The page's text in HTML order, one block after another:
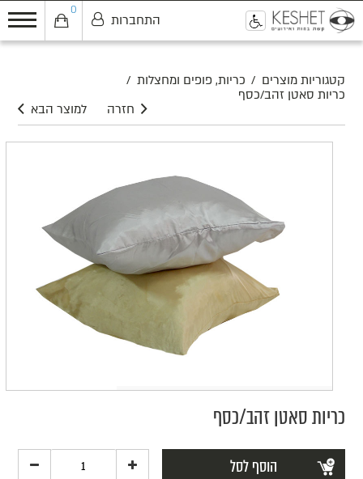
0
התחברות
קטגוריות מוצרים / כריות, פופים ומחצלות /
כריות סאטן זהב/כסף
למוצר הבא
חזרה
כריות סאטן זהב/כסף
הוסף לסל